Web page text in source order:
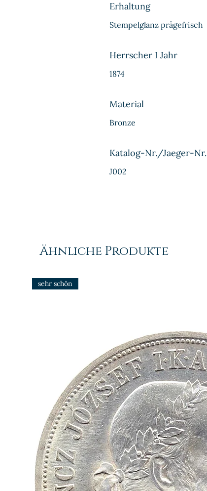
Erhaltung
Stempelglanz prägefrisch
Herrscher I Jahr
1874
Material
Bronze
Katalog-Nr./Jaeger-Nr.
J002
Ähnliche Produkte
sehr schön